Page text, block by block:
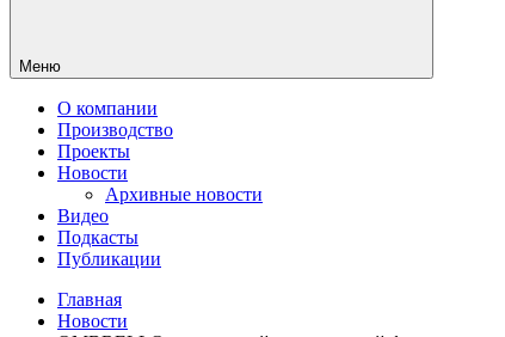
Меню
О компании
Производство
Проекты
Новости
Архивные новости
Видео
Подкасты
Публикации
Главная
Новости